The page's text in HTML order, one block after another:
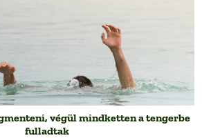
végül mindketten a tengerbe
fulladtak